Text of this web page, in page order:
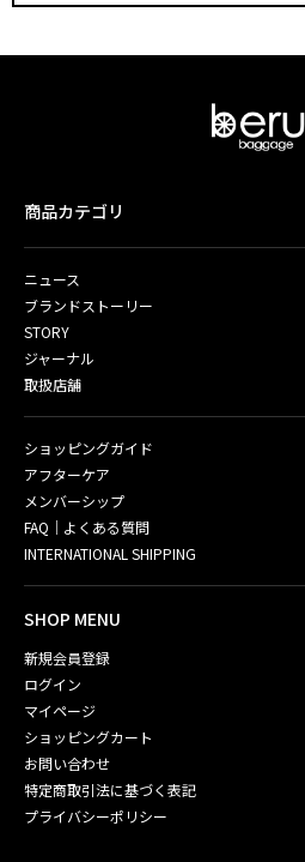
商品カテゴリ
ニュース
ブランドストーリー
STORY
ジャーナル
取扱店舗
ショッピングガイド
アフターケア
メンバーシップ
FAQ｜よくある質問
INTERNATIONAL SHIPPING
SHOP MENU
新規会員登録
ログイン
マイページ
ショッピングカート
お問い合わせ
特定商取引法に基づく表記
プライバシーポリシー